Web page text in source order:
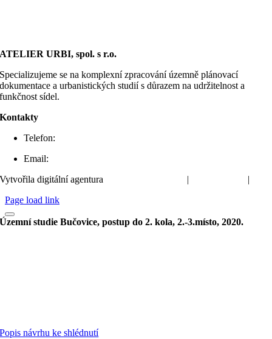
ATELIER URBI, spol. s r.o.
Specializujeme se na komplexní zpracování územně plánovací
dokumentace a urbanistických studií s důrazem na udržitelnost a
funkčnost sídel.
Kontakty
Telefon:
Email:
Vytvořila digitální agentura
|
|
Page load link
Územní studie Bučovice, postup do 2. kola, 2.-3.místo, 2020.
Popis návrhu ke shlédnutí